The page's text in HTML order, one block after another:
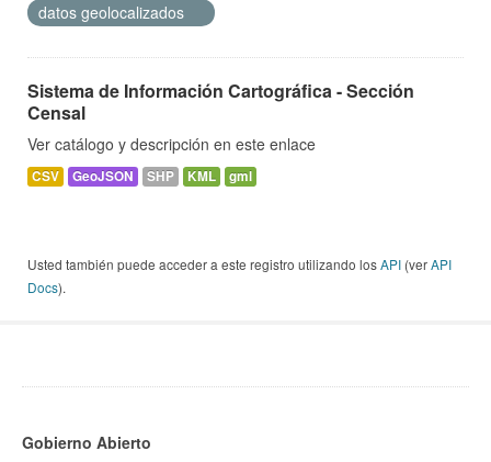
datos geolocalizados
Sistema de Información Cartográfica - Sección
Censal
Ver catálogo y descripción en este enlace
CSV GeoJSON SHP KML gml
Usted también puede acceder a este registro utilizando losAPI (verAPI
Docs).
Gobierno Abierto